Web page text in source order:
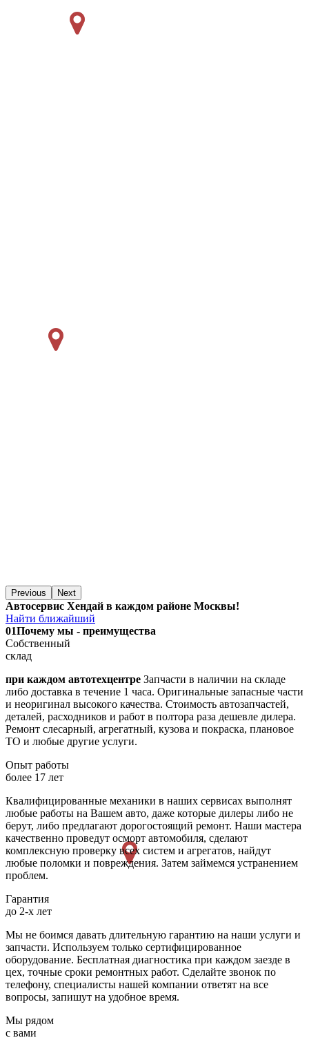
Previous Next
Автосервис Хендай в каждом районе Москвы!
Найти ближайший
01Почему мы - преимущества
Собственный
склад
при каждом автотехцентре Запчасти в наличии на складе
либо доставка в течение 1 часа. Оригинальные запасные части
и неоригинал высокого качества. Стоимость автозапчастей,
деталей, расходников и работ в полтора раза дешевле дилера.
Ремонт слесарный, агрегатный, кузова и покраска, плановое
ТО и любые другие услуги.
Опыт работы
более 17 лет
Квалифицированные механики в наших сервисах выполнят
любые работы на Вашем авто, даже которые дилеры либо не
берут, либо предлагают дорогостоящий ремонт. Наши мастера
качественно проведут осморт автомобиля, сделают
комплексную проверку всех систем и агрегатов, найдут
любые поломки и повреждения. Затем займемся устранением
проблем.
Гарантия
до 2-х лет
Мы не боимся давать длительную гарантию на наши услуги и
запчасти. Используем только сертифицированное
оборудование. Бесплатная диагностика при каждом заезде в
цех, точные сроки ремонтных работ. Сделайте звонок по
телефону, специалисты нашей компании ответят на все
вопросы, запишут на удобное время.
Мы рядом
с вами